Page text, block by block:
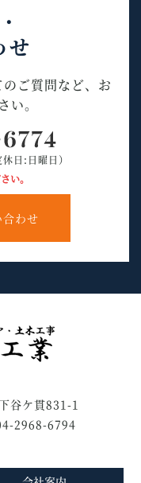
せ
ご質問など、お
。
日:日曜日）
い。
わせ
谷ケ貫831-1
2968-6794